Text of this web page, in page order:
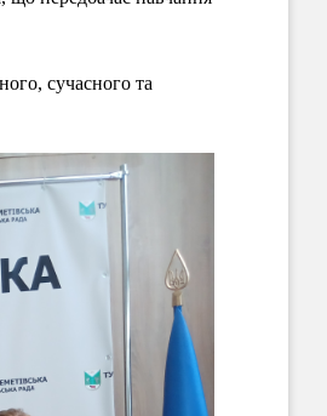
сучасного та